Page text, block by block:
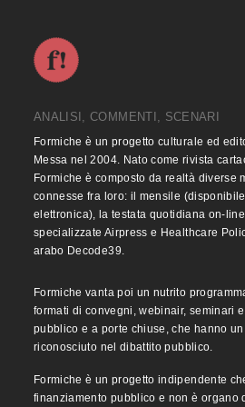
ANALISI, COMMENTI, SCENARI
Formiche è un progetto culturale ed
Messa nel 2004. Nato come rivista
Formiche è composto da realtà diverse
connesse fra loro: il mensile
elettronica), la testata quotidiana on-
specializzate Airpress e Healthcare
arabo Decode39.
Formiche vanta poi un nutrito
formati di convegni, webinair, seminari
pubblico e a porte chiuse, che hanno
riconosciuto nel dibattito pubblico.
Formiche è un progetto indipendente
finanziamento pubblico e non è organo